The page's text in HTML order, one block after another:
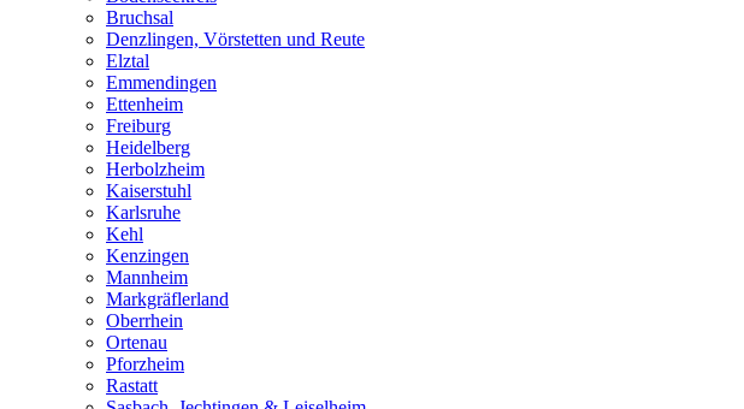
Bruchsal
Denzlingen, Vörstetten und Reute
Elztal
Emmendingen
Ettenheim
Freiburg
Heidelberg
Herbolzheim
Kaiserstuhl
Karlsruhe
Kehl
Kenzingen
Mannheim
Markgräflerland
Oberrhein
Ortenau
Pforzheim
Rastatt